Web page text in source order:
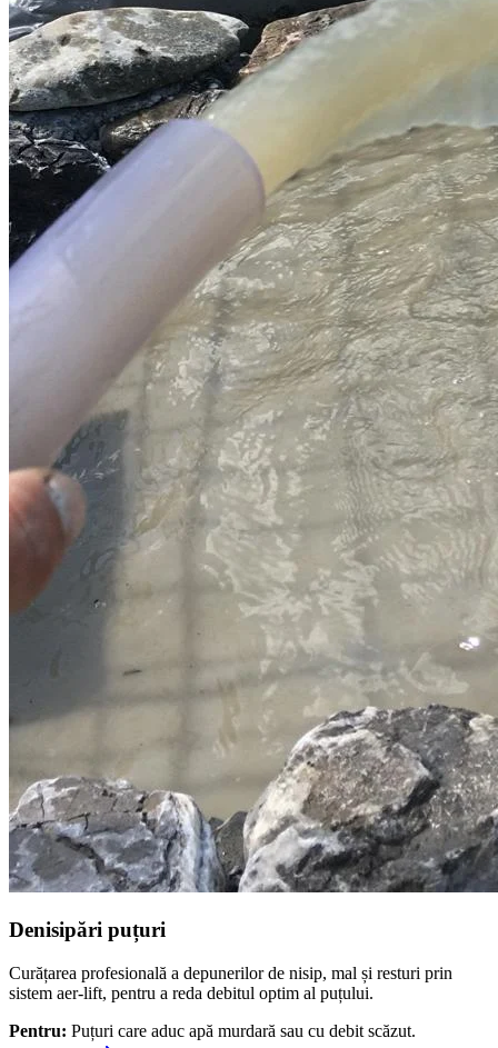
Denisipări puțuri
Curățarea profesională a depunerilor de nisip, mal și resturi prin
sistem aer-lift, pentru a reda debitul optim al puțului.
Pentru: Puțuri care aduc apă murdară sau cu debit scăzut.